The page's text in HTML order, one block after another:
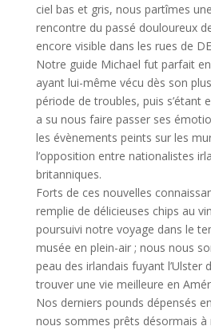
ciel bas et gris, nous partîmes
rencontre du passé douloureux
encore visible dans les rues de
Notre guide Michael fut parfait
ayant lui-même vécu dès son
période de troubles, puis s’étant
a su nous faire passer ses
les évènements peints sur les
l’opposition entre nationalistes
britanniques.
Forts de ces nouvelles
remplie de délicieuses chips au
poursuivi notre voyage dans le
musée en plein-air ; nous nous
peau des irlandais fuyant l’Ulster
trouver une vie meilleure en
Nos derniers pounds dépensés
nous sommes prêts désormais à